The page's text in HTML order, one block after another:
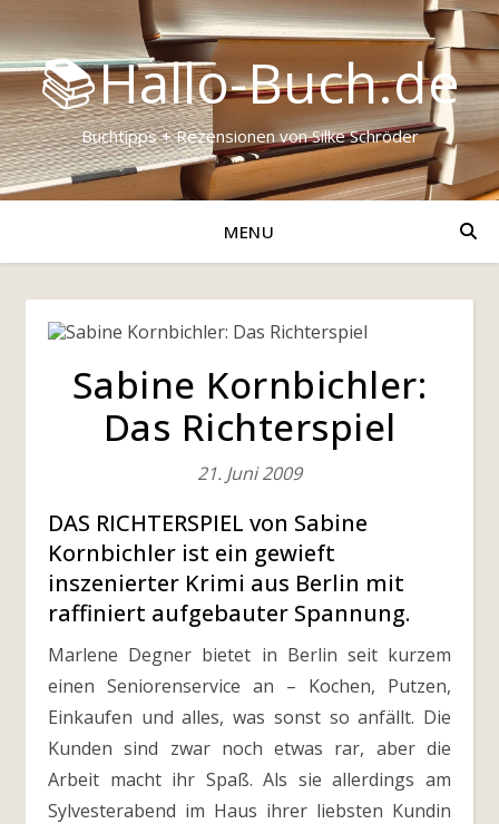
📚Hallo-Buch.de
Buchtipps + Rezensionen von Silke Schröder
MENU
Sabine Kornbichler:
Das Richterspiel
21. Juni 2009
DAS RICHTERSPIEL von Sabine
Kornbichler ist ein gewieft
inszenierter Krimi aus Berlin mit
raffiniert aufgebauter Spannung.
Marlene Degner bietet in Berlin seit kurzem
einen Seniorenservice an – Kochen, Putzen,
Einkaufen und alles, was sonst so anfällt. Die
Kunden sind zwar noch etwas rar, aber die
Arbeit macht ihr Spaß. Als sie allerdings am
Sylvesterabend im Haus ihrer liebsten Kundin